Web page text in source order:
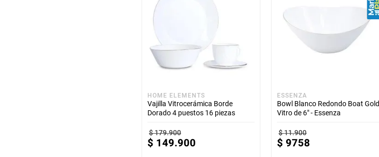
HOME ELEMENTS
Vajilla Vitrocerámica Borde
Dorado 4 puestos 16 piezas
$179.900
$ 149.900
ESSENZA
Bowl Blanco Redondo Boat Gold
Vitro de 6" - Essenza
$11.900
$ 9758